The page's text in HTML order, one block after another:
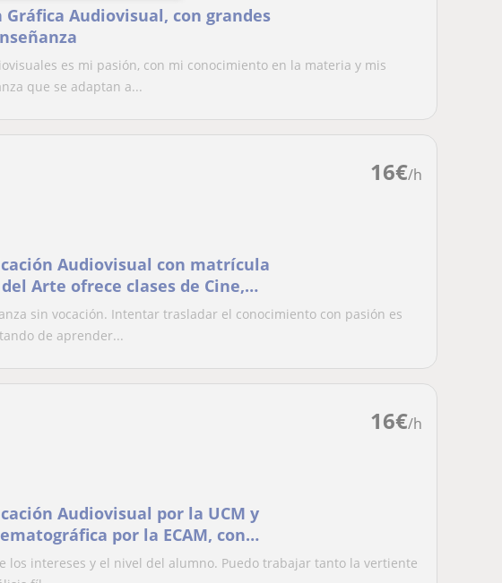
Audiovisual, con grandes
es mi pasión, con mi conocimiento en la materia y mis
que se adaptan a...
16€/h
Audiovisual con matrícula
Arte ofrece clases de Cine,
sin vocación. Intentar trasladar el conocimiento con pasión es
de aprender...
16€/h
Audiovisual por la UCM y
por la ECAM, con
los intereses y el nivel del alumno. Puedo trabajar tanto la vertiente